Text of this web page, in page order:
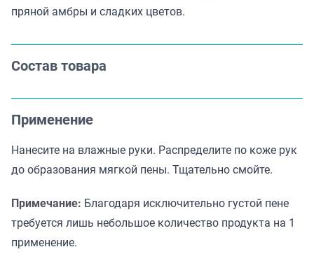
пряной амбры и сладких цветов.
Состав товара
Применение
Нанесите на влажные руки. Распределите по коже рук
до образования мягкой пены. Тщательно смойте.
Примечание: Благодаря исключительно густой пене
требуется лишь небольшое количество продукта на 1
применение.